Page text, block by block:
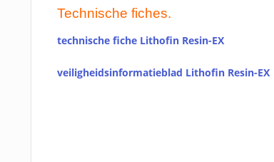
Technische fiches.
technische fiche Lithofin Resin-EX
veiligheidsinformatieblad Lithofin Resin-EX